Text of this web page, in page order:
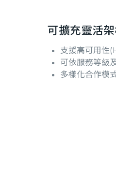
可擴充靈活
支援高可用性
可依服務等級
多樣化合作模